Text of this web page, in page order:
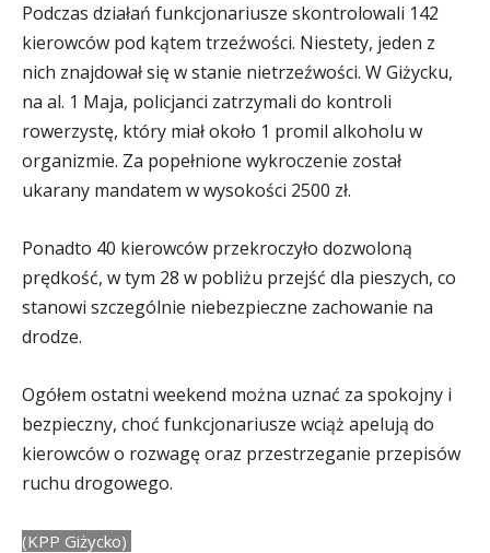
Podczas działań funkcjonariusze skontrolowali 142
kierowców pod kątem trzeźwości. Niestety, jeden z
nich znajdował się w stanie nietrzeźwości. W Giżycku,
na al. 1 Maja, policjanci zatrzymali do kontroli
rowerzystę, który miał około 1 promil alkoholu w
organizmie. Za popełnione wykroczenie został
ukarany mandatem w wysokości 2500 zł.
Ponadto 40 kierowców przekroczyło dozwoloną
prędkość, w tym 28 w pobliżu przejść dla pieszych, co
stanowi szczególnie niebezpieczne zachowanie na
drodze.
Ogółem ostatni weekend można uznać za spokojny i
bezpieczny, choć funkcjonariusze wciąż apelują do
kierowców o rozwagę oraz przestrzeganie przepisów
ruchu drogowego.
(KPP Giżycko)